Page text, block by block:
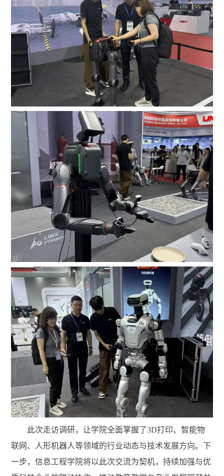
此次走访调研，让学院全面掌握了3D打印、智能物
联网、人形机器人等领域的行业动态与技术发展方向。下
一步，信息工程学院将以此次交流为契机，持续加强与优